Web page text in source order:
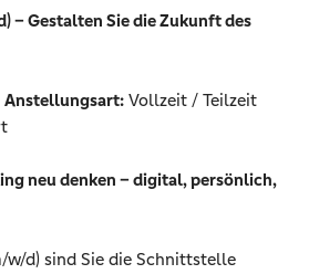
– Gestalten Sie die Zukunft des
Anstellungsart: Vollzeit / Teilzeit
neu denken – digital, persönlich,
w/d) sind Sie die Schnittstelle